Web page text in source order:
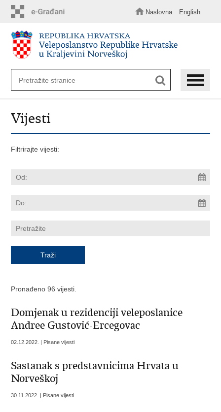
sadržaj
Naslovna English
Vijesti
Filtrirajte vijesti:
Pronađeno 96 vijesti.
Domjenak u rezidenciji veleposlanice
Andree Gustović-Ercegovac
02.12.2022. | Pisane vijesti
Sastanak s predstavnicima Hrvata u
Norveškoj
30.11.2022. | Pisane vijesti